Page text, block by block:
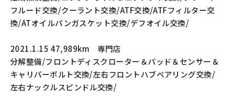
フルード交換/クーラント交換/ATF交換/ATFフィルター交
換/ATオイルパンガスケット交換/デフオイル交換/
2021.1.15 47,989km 専門店
分解整備/フロントディスクローター＆パッド＆センサー＆
キャリパーボルト交換/左右フロントハブベアリング交換/
左右ナックルスピンドル交換/